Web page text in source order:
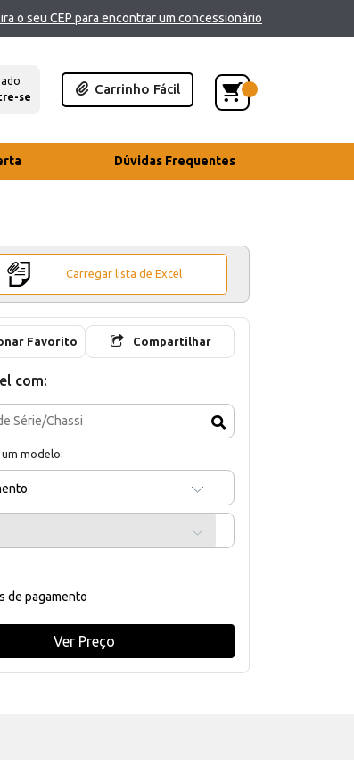
o seu CEP para encontrar um concessionário
se
Carrinho Fácil
Dúvidas Frequentes
Carregar lista de Excel
Favorito Compartilhar
com:
modelo:
de pagamento
Ver Preço